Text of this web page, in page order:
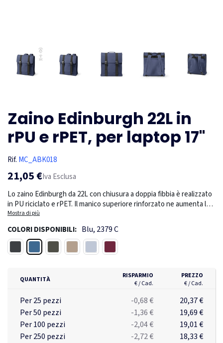
Zaino Edinburgh 22L in
rPU e rPET, per laptop 17"
Rif. MC_ABK018
21,05 €Iva Esclusa
Lo zaino Edinburgh da 22L con chiusura a doppia fibbia è realizzato
in PU riciclato e rPET. Il manico superiore rinforzato ne aumenta la
durata e la praticità. La tasca imbottita dedicata può contenere un
laptop da 17”. Viene fornito con una sacca in cotone riciclato.
Mostra di più
COLORI DISPONIBILI: Blu, 2379 C
QUANTITÀ
RISPARMIO
€ / Cad.
PREZZO
€ / Cad.
Per 25 pezzi -0,68 €
20,37 €
Per 50 pezzi
-1,36 €
19,69 €
Per 100 pezzi
-2,04 €
19,01 €
Per 250 pezzi
-2,72 € 18,33 €